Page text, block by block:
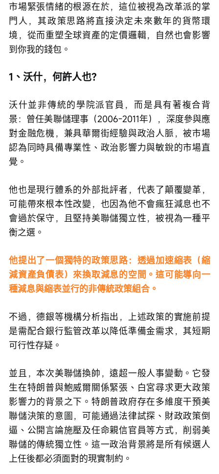
市場緊張情緒的根源在於，這位被視為改革派的掌
門人，其政策思路將直接決定未來數年的貨幣環
境，從而重塑全球資產的定價邏輯，自然也會影響
到你我的錢包。
1、沃什，何許人也？
沃什並非傳統的學院派官員，而是具有著複合背
景：曾任美聯儲理事（2006-2011年），深度參與應
對金融危機，兼具華爾街經驗與政治人脈，被市場
認為同時具備專業性、政治影響力與敏銳的市場直
覺。
他也是現行體系的外部批評者，代表了顛覆變革，
可能帶來根本性改變，也因為他不會瘋狂減息也不
會過於保守，且堅持美聯儲獨立性，被視為一種平
衡之選。
他提出了一個獨特的政策思路：透過加速縮表（縮
減資產負債表）來換取減息的空間。這可能導向一
種減息與縮表並行的非傳統政策組合。
不過，德銀等機構分析指出，上述政策的實施前提
是需配合銀行監管改革以降低準備金需求，其短期
可行性存疑。
並且，本次美聯儲換帥，遠超一般人事變動。它發
生在特朗普與鮑威爾關係緊張、白宮尋求更大政策
影響力的背景之下。特朗普政府存在多維度干預美
聯儲決策的意圖，可能通過法律試探、財政政策倒
逼、公開言論施壓及任命親信官員等方式，削弱美
聯儲的傳統獨立性。這一政治背景將是所有候選人
上任後都必須面對的現實制約。